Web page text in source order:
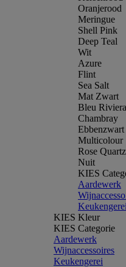
Oranjerood
Meringue
Shell Pink
Deep Teal
Wit
Azure
Flint
Sea Salt
Mat Zwart
Bleu Riviera
Chambray
Ebbenzwart
Multicolour
Rose Quartz
Nuit
KIES
Aardewerk
Keukengerei
KIES Kleur
KIES Categorie
Aardewerk
Wijnaccessoires
Keukengerei